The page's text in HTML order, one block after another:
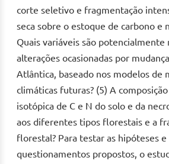
corte seletivo e fragmentação
seca sobre o estoque de carbono e
Quais variáveis são potencialmente
alterações ocasionadas por
Atlântica, baseado nos modelos de
climáticas futuras? (5) A
isotópica de C e N do solo e da
aos diferentes tipos florestais e a
florestal? Para testar as hipóteses
questionamentos propostos, o